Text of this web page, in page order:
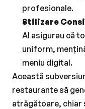
profesionale.
Stilizare
AI asigurau că
uniform,
meniu digital.
Această
restaurante să
atrăgătoare, chiar